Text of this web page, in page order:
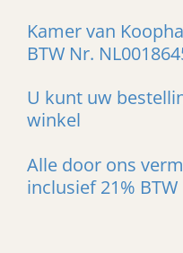
Kamer van
BTW Nr.
U kunt uw
winkel
Alle door ons
inclusief 21% BTW